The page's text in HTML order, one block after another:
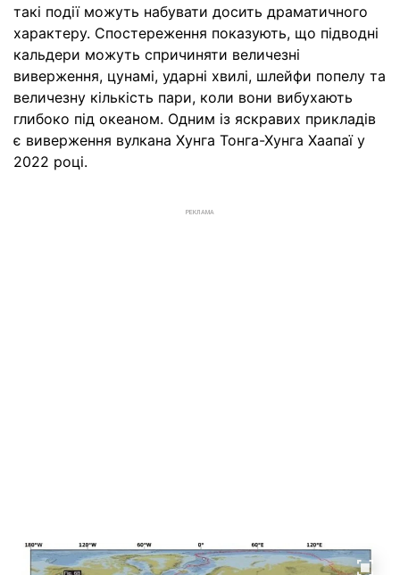
такі події можуть набувати досить драматичного
характеру. Спостереження показують, що підводні
кальдери можуть спричиняти величезні
виверження, цунамі, ударні хвилі, шлейфи попелу та
величезну кількість пари, коли вони вибухають
глибоко під океаном. Одним із яскравих прикладів
є виверження вулкана Хунга Тонга-Хунга Хаапаї у
2022 році.
РЕКЛАМА